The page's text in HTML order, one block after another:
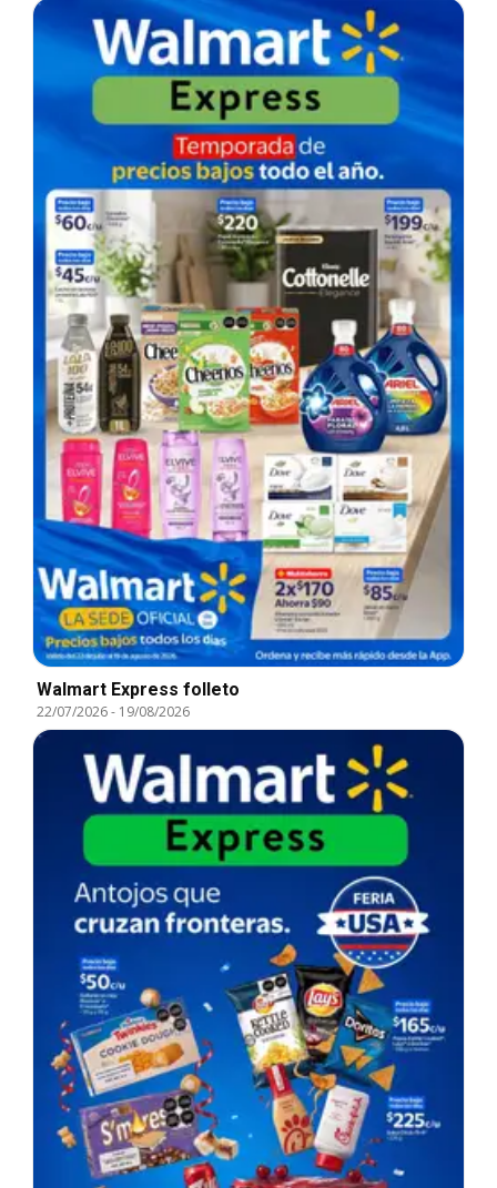
Walmart Express folleto
22/07/2026- 19/08/2026